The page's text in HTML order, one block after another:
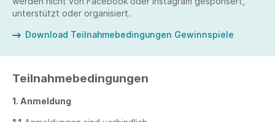
unterstützt oder organisiert.
Download Teilnahmebedingungen Gewinnspiele
Teilnahmebedingungen
1. Anmeldung